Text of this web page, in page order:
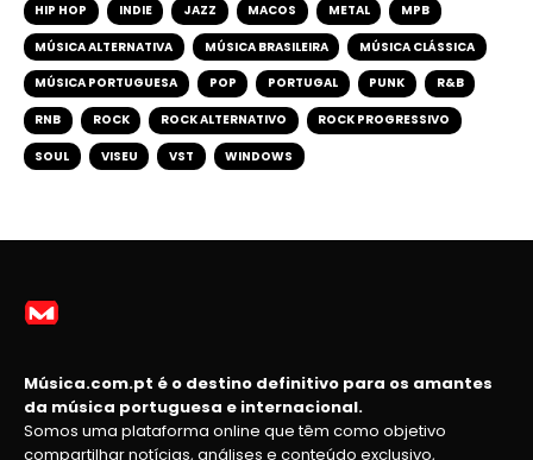
HIP HOP INDIE JAZZ MACOS METAL MPB
MÚSICA ALTERNATIVA MÚSICA BRASILEIRA MÚSICA CLÁSSICA
MÚSICA PORTUGUESA POP PORTUGAL PUNK R&B
RNB ROCK ROCK ALTERNATIVO ROCK PROGRESSIVO
SOUL VISEU VST WINDOWS
Música.com.pt é o destino definitivo para os amantes
da música portuguesa e internacional.
Somos uma plataforma online que têm como objetivo
compartilhar notícias, análises e conteúdo exclusivo,